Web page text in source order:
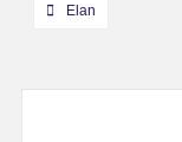
Навигация
записям
Elan